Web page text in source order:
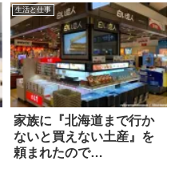
生活と仕事
家族に『北海道まで行か
ないと買えない土産』を
頼まれたので…